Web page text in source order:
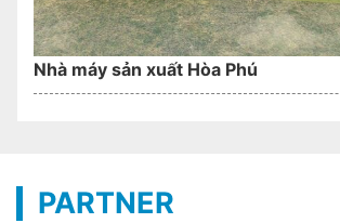
Nhà máy sản xuất Hòa Phú
PARTNER